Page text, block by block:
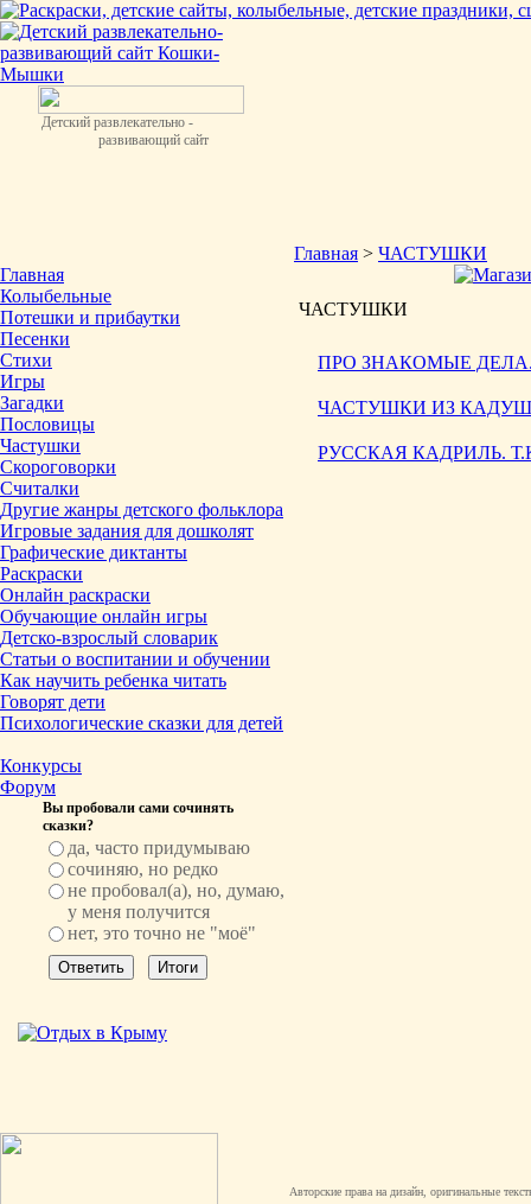
Детский развлекательно -
развивающий сайт
Главная
Колыбельные
Потешки и прибаутки
Песенки
Стихи
Игры
Загадки
Пословицы
Частушки
Скороговорки
Считалки
Другие жанры детского фольклора
Игровые задания для дошколят
Графические диктанты
Раскраски
Онлайн раскраски
Обучающие онлайн игры
Детско-взрослый словарик
Статьи о воспитании и обучении
Как научить ребенка читать
Говорят дети
Психологические сказки для детей
Конкурсы
Форум
Вы пробовали сами сочинять
сказки?
да, часто придумываю
сочиняю, но редко
не пробовал(а), но, думаю,
у меня получится
нет, это точно не "моё"
Главная > ЧАСТУШКИ
ЧАСТУШКИ
ПРО ЗНАКОМЫЕ ДЕЛА.
ЧАСТУШКИ ИЗ
РУССКАЯ КАДРИЛЬ.
Авторские права на дизайн, оригинальные